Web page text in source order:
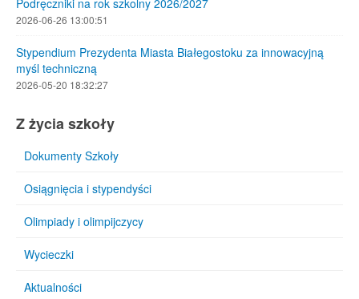
2026-06-26 13:00:51
Stypendium Prezydenta Miasta Białegostoku za innowacyjną
myśl techniczną
2026-05-20 18:32:27
Z życia szkoły
Dokumenty Szkoły
Osiągnięcia i stypendyści
Olimpiady i olimpijczycy
Wycieczki
Aktualności